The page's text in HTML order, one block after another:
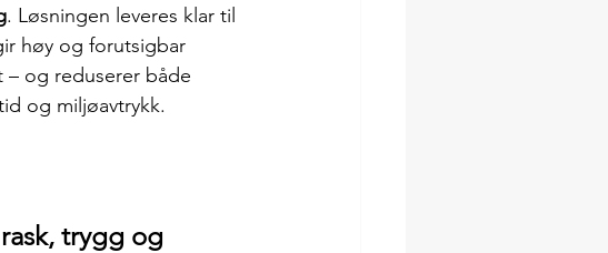
. Løsningen leveres klar til
høy og forutsigbar
– og reduserer både
og miljøavtrykk.
trygg og